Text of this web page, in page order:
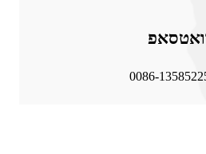
0086-